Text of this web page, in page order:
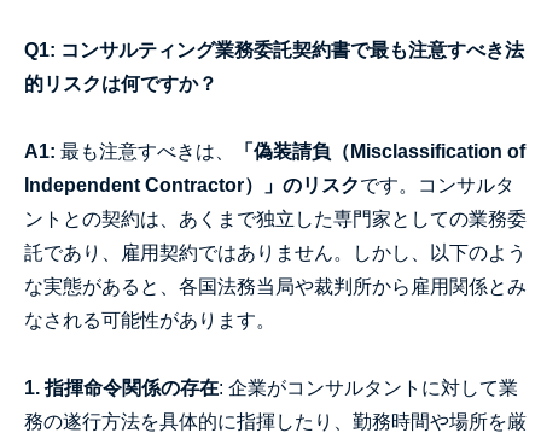
Q1: コンサルティング業務委託契約書で最も注意すべき法
的リスクは何ですか？
A1: 最も注意すべきは、
「偽装請負（Misclassification of
Independent Contractor）」のリスクです。コンサルタ
ントとの契約は、あくまで独立した専門家としての業務委
託であり、雇用契約ではありません。しかし、以下のよう
な実態があると、各国法務当局や裁判所から雇用関係とみ
なされる可能性があります。
1. 指揮命令関係の存在: 企業がコンサルタントに対して業
務の遂行方法を具体的に指揮したり、勤務時間や場所を厳